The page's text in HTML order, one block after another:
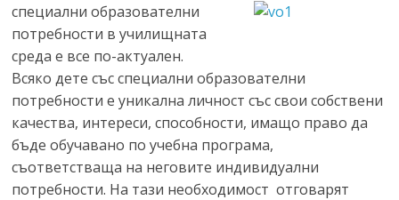
специални образователни
потребности в училищната
среда е все по-актуален.
Всяко дете със специални образователни
потребности е уникална личност със свои собствени
качества, интереси, способности, имащо право да
бъде обучавано по учебна програма,
съответстваща на неговите индивидуални
потребности. На тази необходимост отговарят